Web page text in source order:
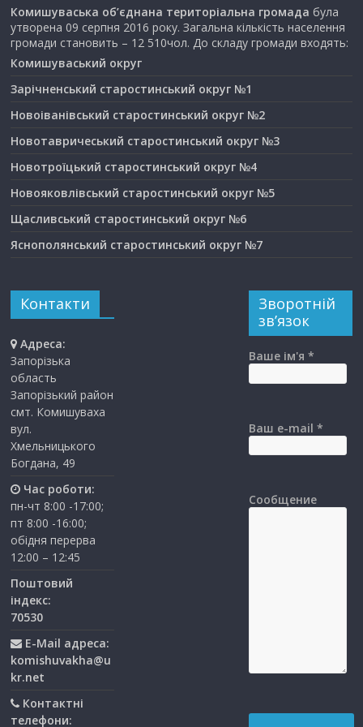
Комишуваська об’єднана територіальна громада була
утворена 09 серпня 2016 року. Загальна кількість населення
громади становить – 12 510чол. До складу громади входять:
Комишуваський округ
Зарічненський старостинський округ №1
Новоіванівський старостинський округ №2
Новотавричеський старостинський округ №3
Новотроїцький старостинський округ №4
Новояковлівський старостинський округ №5
Щасливський старостинський округ №6
Яснополянський старостинський округ №7
Контакти
Адреса:
Запорізька
область
Запорізький район
смт. Комишуваха
вул.
Хмельницького
Богдана, 49
Час роботи:
пн-чт 8:00 -17:00;
пт 8:00 -16:00;
обідня перерва
12:00 – 12:45
Поштовий
індекс:
70530
E-Mail адреса:
komishuvakha@u
kr.net
Контактні
телефони:
Зворотній
зв’язок
Ваше ім'я *
Ваш e-mail *
Сообщение